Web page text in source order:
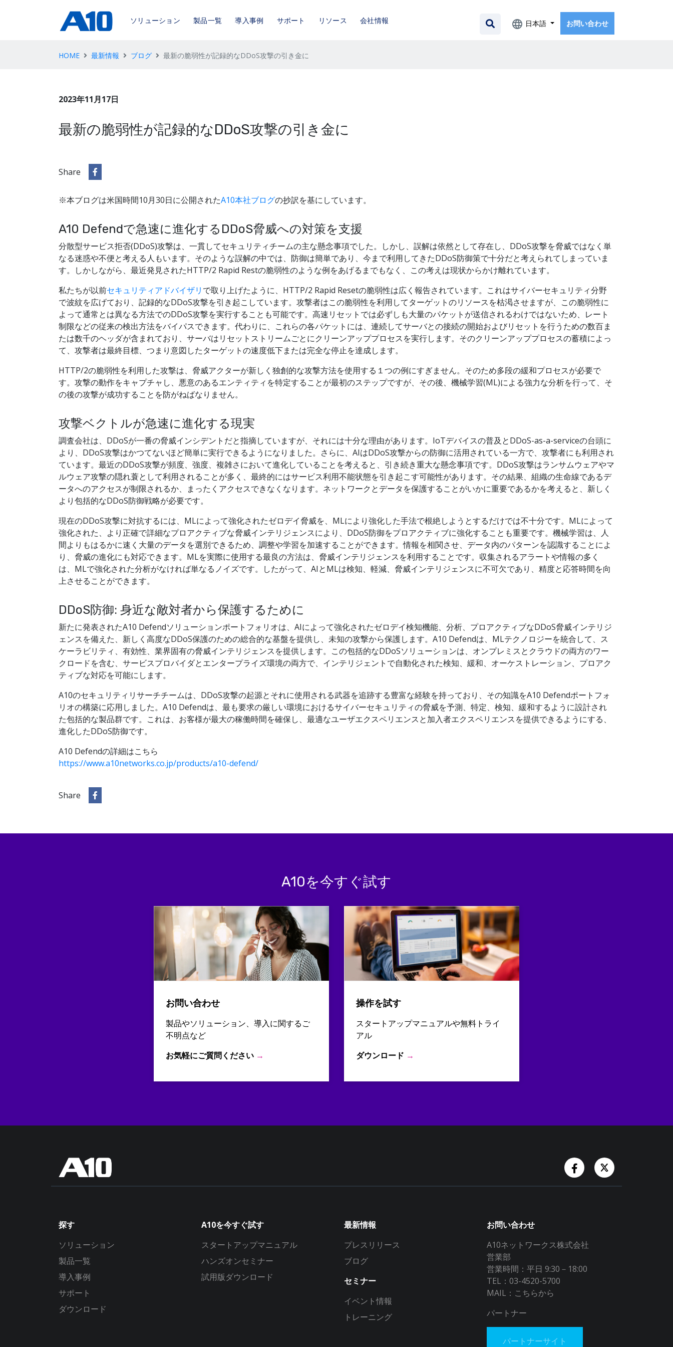
ソリューション 製品一覧 導入事例 サポート リソース 会社情報 日本語 お問い合わせ
HOME 最新情報 ブログ 最新の脆弱性が記録的なDDoS攻撃の引き金に
2023年11月17日
最新の脆弱性が記録的なDDoS攻撃の引き金に
Share
※本ブログは米国時間10月30日に公開されたA10本社ブログの抄訳を基にしています。
A10 Defendで急速に進化するDDoS脅威への対策を支援
分散型サービス拒否(DDoS)攻撃は、一貫してセキュリティチームの主な懸念事項でした。しかし、誤解は依然として存在し、DDoS攻撃を脅威ではなく単
なる迷惑や不便と考える人もいます。そのような誤解の中では、防御は簡単であり、今まで利用してきたDDoS防御策で十分だと考えられてしまっていま
す。しかしながら、最近発見されたHTTP/2 Rapid Restの脆弱性のような例をあげるまでもなく、この考えは現状からかけ離れています。
私たちが以前セキュリティアドバイザリ で取り上げたように、HTTP/2 Rapid Resetの脆弱性は広く報告されています。これはサイバーセキュリティ分野
で波紋を広げており、記録的なDDoS攻撃を引き起こしています。攻撃者はこの脆弱性を利用してターゲットのリソースを枯渇させますが、この脆弱性に
よって通常とは異なる方法でのDDoS攻撃を実行することも可能です。高速リセットでは必ずしも大量のパケットが送信されるわけではないため、レート
制限などの従来の検出方法をバイパスできます。代わりに、これらの各パケットには、連続してサーバとの接続の開始およびリセットを行うための数百ま
たは数千のヘッダが含まれており、サーバはリセットストリームごとにクリーンアッププロセスを実行します。そのクリーンアッププロセスの蓄積によっ
て、攻撃者は最終目標、つまり意図したターゲットの速度低下または完全な停止を達成します。
HTTP/2の脆弱性を利用した攻撃は、脅威アクターが新しく独創的な攻撃方法を使用する１つの例にすぎません。そのため多段の緩和プロセスが必要で
す。攻撃の動作をキャプチャし、悪意のあるエンティティを特定することが最初のステップですが、その後、機械学習(ML)による強力な分析を行って、そ
の後の攻撃が成功することを防がねばなりません。
攻撃ベクトルが急速に進化する現実
調査会社は、DDoSが一番の脅威インシデントだと指摘していますが、それには十分な理由があります。IoTデバイスの普及とDDoS-as-a-serviceの台頭に
より、DDoS攻撃はかつてないほど簡単に実行できるようになりました。さらに、AIはDDoS攻撃からの防御に活用されている一方で、攻撃者にも利用され
ています。最近のDDoS攻撃が頻度、強度、複雑さにおいて進化していることを考えると、引き続き重大な懸念事項です。DDoS攻撃はランサムウェアやマ
ルウェア攻撃の隠れ蓑として利用されることが多く、最終的にはサービス利用不能状態を引き起こす可能性があります。その結果、組織の生命線であるデ
ータへのアクセスが制限されるか、まったくアクセスできなくなります。ネットワークとデータを保護することがいかに重要であるかを考えると、新しく
より包括的なDDoS防御戦略が必要です。
現在のDDoS攻撃に対抗するには、MLによって強化されたゼロデイ脅威を、MLにより強化した手法で根絶しようとするだけでは不十分です。MLによって
強化された、より正確で詳細なプロアクティブな脅威インテリジェンスにより、DDoS防御をプロアクティブに強化することも重要です。機械学習は、人
間よりもはるかに速く大量のデータを選別できるため、調整や学習を加速することができます。情報を相関させ、データ内のパターンを認識することによ
り、脅威の進化にも対応できます。MLを実際に使用する最良の方法は、脅威インテリジェンスを利用することです。収集されるアラートや情報の多く
は、MLで強化された分析がなければ単なるノイズです。したがって、AIとMLは検知、軽減、脅威インテリジェンスに不可欠であり、精度と応答時間を向
上させることができます。
DDoS防御: 身近な敵対者から保護するために
新たに発表されたA10 Defendソリューションポートフォリオは、AIによって強化されたゼロデイ検知機能、分析、プロアクティブなDDoS脅威インテリジ
ェンスを備えた、新しく高度なDDoS保護のための総合的な基盤を提供し、未知の攻撃から保護します。A10 Defendは、MLテクノロジーを統合して、ス
ケーラビリティ、有効性、業界固有の脅威インテリジェンスを提供します。この包括的なDDoSソリューションは、オンプレミスとクラウドの両方のワー
クロードを含む、サービスプロバイダとエンタープライズ環境の両方で、インテリジェントで自動化された検知、緩和、オーケストレーション、プロアク
ティブな対応を可能にします。
A10のセキュリティリサーチチームは、DDoS攻撃の起源とそれに使用される武器を追跡する豊富な経験を持っており、その知識をA10 Defendポートフォ
リオの構築に応用しました。A10 Defendは、最も要求の厳しい環境におけるサイバーセキュリティの脅威を予測、特定、検知、緩和するように設計され
た包括的な製品群です。これは、お客様が最大の稼働時間を確保し、最適なユーザエクスペリエンスと加入者エクスペリエンスを提供できるようにする、
進化したDDoS防御です。
A10 Defendの詳細はこちら
https://www.a10networks.co.jp/products/a10-defend/
Share
A10を今すぐ試す
お問い合わせ
製品やソリューション、導入に関するご
不明点など
お気軽にご質問ください →
操作を試す
スタートアップマニュアルや無料トライ
アル
ダウンロード →
Facebook Account
Twitter Account
探す
ソリューション
製品一覧
導入事例
サポート
ダウンロード
A10を今すぐ試す
スタートアップマニュアル
ハンズオンセミナー
試用版ダウンロード
最新情報
プレスリリース
ブログ
セミナー
イベント情報
トレーニング
お問い合わせ
A10ネットワークス株式会社
営業部
営業時間：平日 9:30－18:00
TEL：03-4520-5700
MAIL： こちらから
パートナー
パートナーサイト